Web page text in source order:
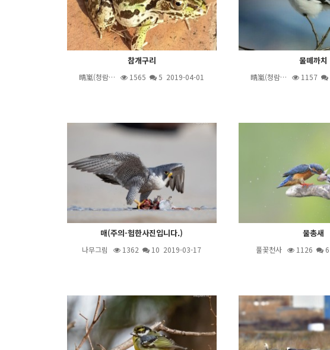
참개구리
晴嵐(청람… 1565 5 2019-04-01
물떼까치
晴嵐(청람… 1157
매(주의-험한사진입니다.)
나무그림 1362 10 2019-03-17
물총새
풀꽃천사 1126 6